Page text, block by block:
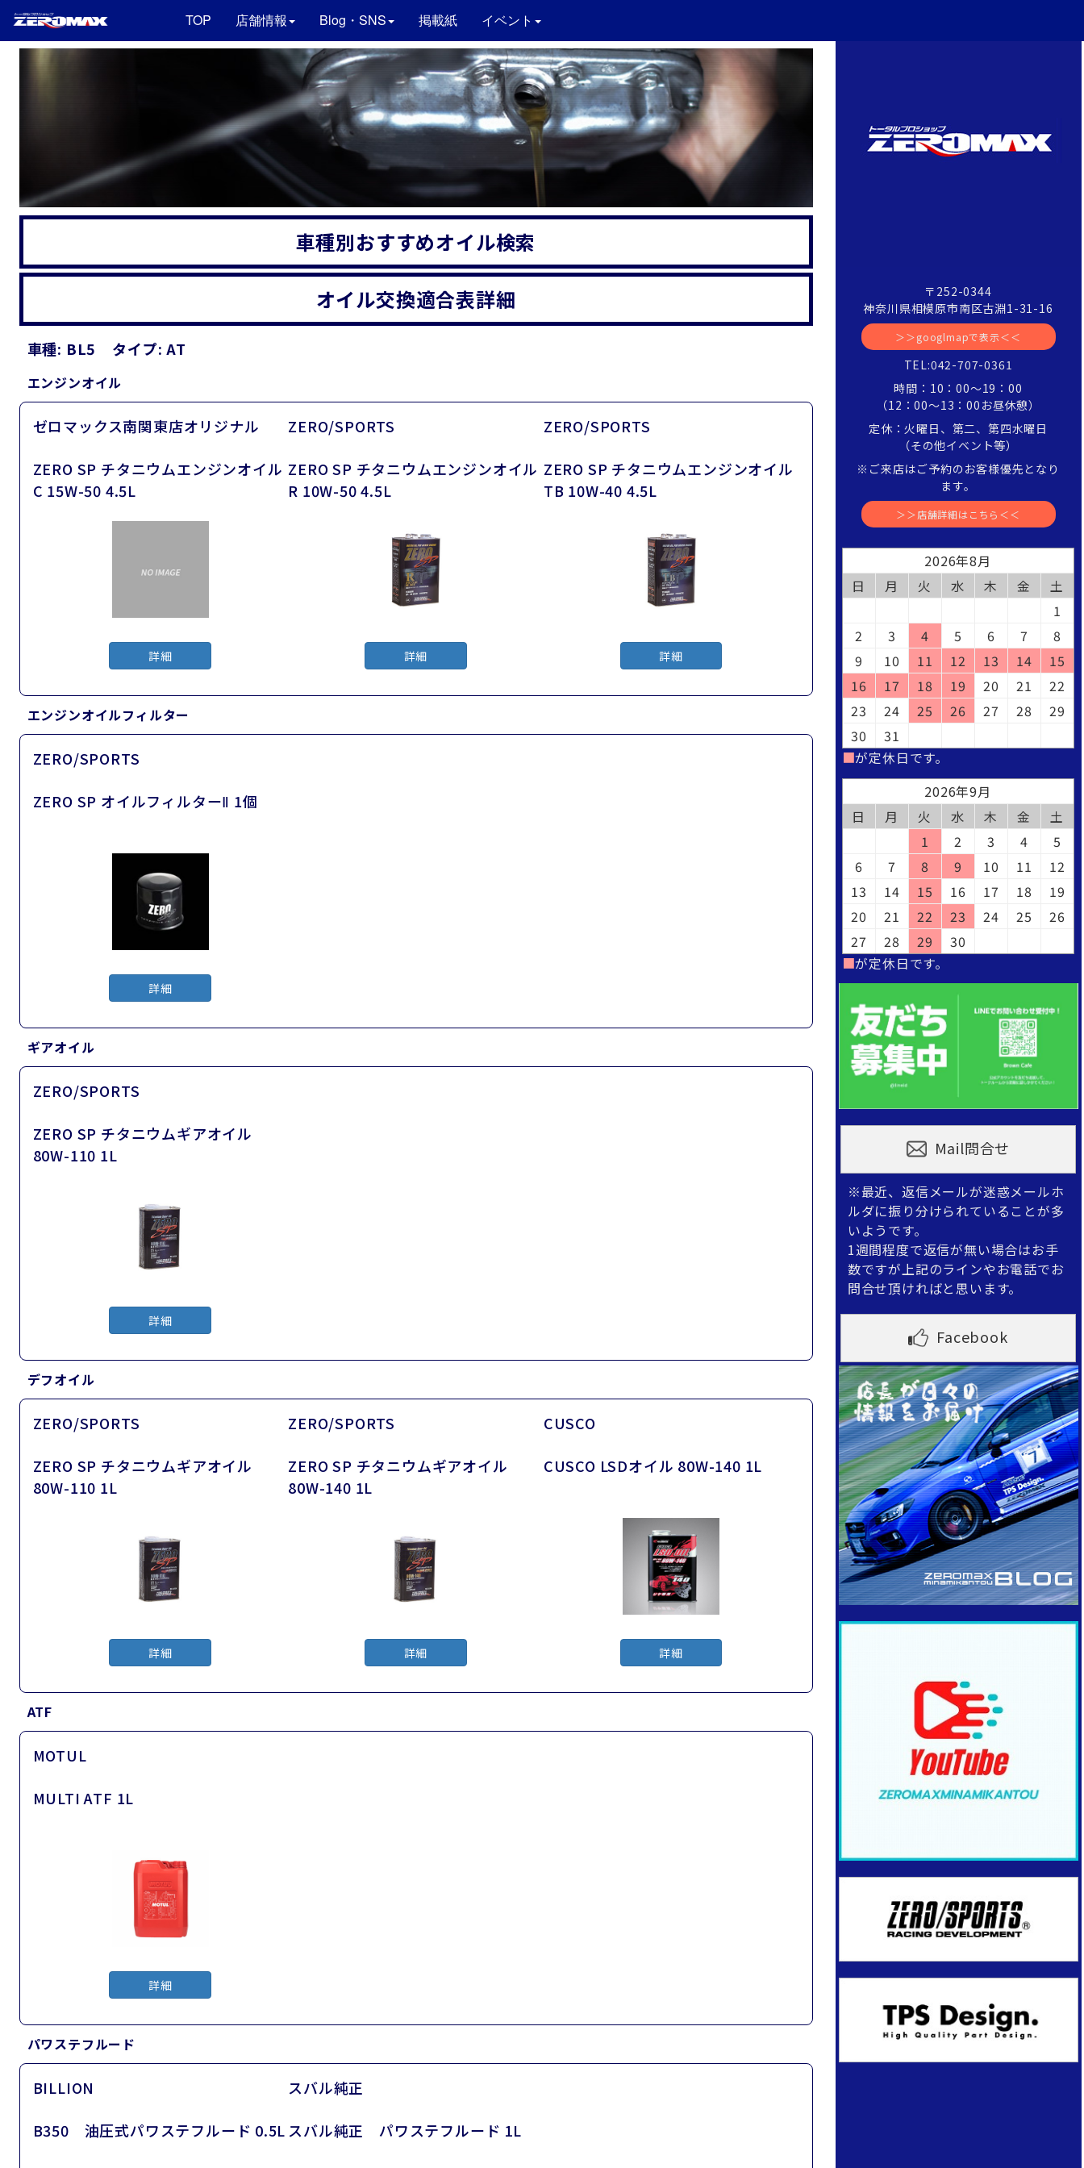
TOP 店舗情報 Blog・SNS 掲載紙 イベント
車種別おすすめオイル検索
オイル交換適合表詳細
車種: BL5 タイプ: AT
エンジンオイル
ゼロマックス南関東店オリジナル
ZERO SP チタニウムエンジンオイル
C 15W-50 4.5L
詳細
ZERO/SPORTS
ZERO SP チタニウムエンジンオイル
R 10W-50 4.5L
詳細
ZERO/SPORTS
ZERO SP チタニウムエンジンオイル
TB 10W-40 4.5L
詳細
エンジンオイルフィルター
ZERO/SPORTS
ZERO SP オイルフィルターⅡ 1個
詳細
ギアオイル
ZERO/SPORTS
ZERO SP チタニウムギアオイル
80W-110 1L
詳細
デフオイル
ZERO/SPORTS
ZERO SP チタニウムギアオイル
80W-110 1L
詳細
ZERO/SPORTS
ZERO SP チタニウムギアオイル
80W-140 1L
詳細
CUSCO
CUSCO LSDオイル 80W-140 1L
詳細
ATF
MOTUL
MULTI ATF 1L
詳細
パワステフルード
BILLION
B350 油圧式パワステフルード 0.5L
スバル純正
スバル純正 パワステフルード 1L
〒252-0344
神奈川県相模原市南区古淵1-31-16
＞＞googlmapで表示＜＜
TEL:042-707-0361
時間：10：00～19：00
（12：00～13：00お昼休憩）
定休：火曜日、第二、第四水曜日
（その他イベント等）
※ご来店はご予約のお客様優先となり
ます。
＞＞店舗詳細はこちら＜＜
2026年8月
日
月 火 水 木 金
土
1
2
3 4 5 6 7
8
9
10 11 12 13 14
15
16
17 18 19 20 21
22
23
24 25 26 27 28
29
30
31
■が定休日です。
2026年9月
日
月 火 水 木 金
土
1
2 3 4
5
6
7 8 9 10 11
12
13
14 15 16 17 18
19
20
21 22 23 24 25
26
27
28 29
30
■が定休日です。
Mail問合せ
※最近、返信メールが迷惑メールホ
ルダに振り分けられていることが多
いようです。
1週間程度で返信が無い場合はお手
数ですが上記のラインやお電話でお
問合せ頂ければと思います。
Facebook